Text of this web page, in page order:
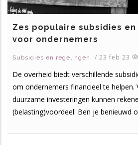
Zes populaire subsidies
voor ondernemers
Subsidies en regelingen / 23 feb 23
De overheid biedt verschillende
om ondernemers financieel te helpen.
duurzame investeringen kunnen
(belasting)voordeel. Ben je benieuwd